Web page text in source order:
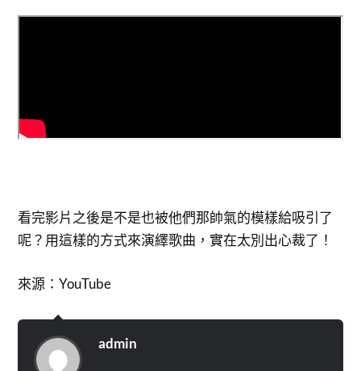
看完影片之後是不是也被他們那帥氣的模樣給吸引了
呢？用這樣的方式來演繹歌曲，實在太別出心裁了！
來源：YouTube
admin